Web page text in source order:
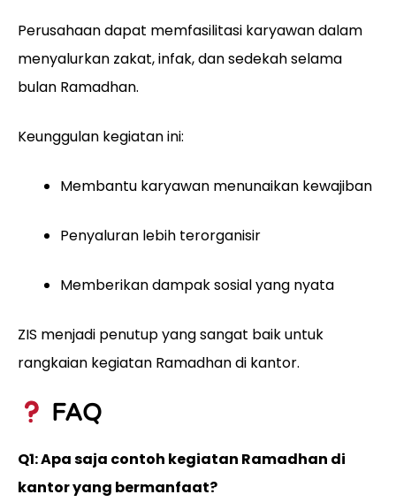
Perusahaan dapat memfasilitasi karyawan dalam
menyalurkan zakat, infak, dan sedekah selama
bulan Ramadhan.
Keunggulan kegiatan ini:
Membantu karyawan menunaikan kewajiban
Penyaluran lebih terorganisir
Memberikan dampak sosial yang nyata
ZIS menjadi penutup yang sangat baik untuk
rangkaian kegiatan Ramadhan di kantor.
FAQ
Q1: Apa saja contoh kegiatan Ramadhan di
kantor yang bermanfaat?